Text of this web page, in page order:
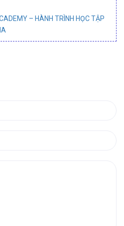
– HÀNH TRÌNH HỌC TẬP